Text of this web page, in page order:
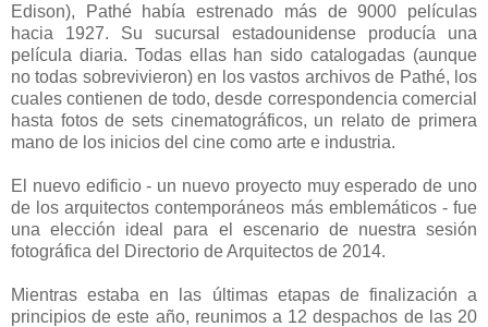
Edison), Pathé había estrenado más de 9000 películas
hacia 1927. Su sucursal estadounidense producía una
película diaria. Todas ellas han sido catalogadas (aunque
no todas sobrevivieron) en los vastos archivos de Pathé, los
cuales contienen de todo, desde correspondencia comercial
hasta fotos de sets cinematográficos, un relato de primera
mano de los inicios del cine como arte e industria.
El nuevo edificio - un nuevo proyecto muy esperado de uno
de los arquitectos contemporáneos más emblemáticos - fue
una elección ideal para el escenario de nuestra sesión
fotográfica del Directorio de Arquitectos de 2014.
Mientras estaba en las últimas etapas de finalización a
principios de este año, reunimos a 12 despachos de las 20